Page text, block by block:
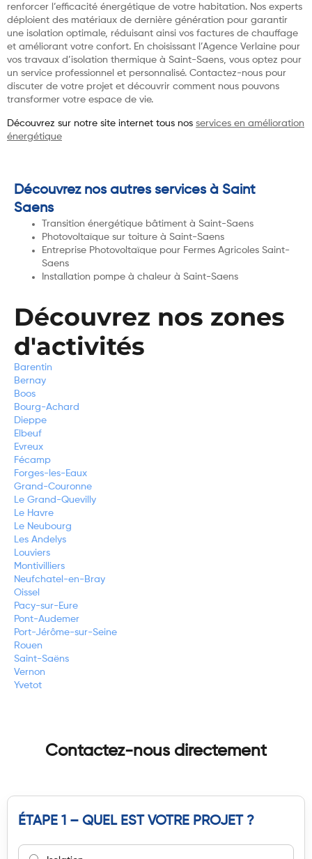
renforcer l’efficacité énergétique de votre habitation. Nos experts
déploient des matériaux de dernière génération pour garantir
une isolation optimale, réduisant ainsi vos factures de chauffage
et améliorant votre confort. En choisissant l’Agence Verlaine pour
vos travaux d’isolation thermique à Saint-Saens, vous optez pour
un service professionnel et personnalisé. Contactez-nous pour
discuter de votre projet et découvrir comment nous pouvons
transformer votre espace de vie.
Découvrez sur notre site internet tous nos services en amélioration
énergétique
Découvrez nos autres services à Saint
Saens
Transition énergétique bâtiment à Saint-Saens
Photovoltaïque sur toiture à Saint-Saens
Entreprise Photovoltaïque pour Fermes Agricoles Saint-
Saens
Installation pompe à chaleur à Saint-Saens
Découvrez nos zones
d'activités
Barentin
Bernay
Boos
Bourg-Achard
Dieppe
Elbeuf
Evreux
Fécamp
Forges-les-Eaux
Grand-Couronne
Le Grand-Quevilly
Le Havre
Le Neubourg
Les Andelys
Louviers
Montivilliers
Neufchatel-en-Bray
Oissel
Pacy-sur-Eure
Pont-Audemer
Port-Jérôme-sur-Seine
Rouen
Saint-Saëns
Vernon
Yvetot
Contactez-nous directement
ÉTAPE 1 – QUEL EST VOTRE PROJET ?